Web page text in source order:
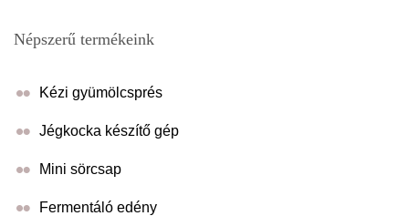
Népszerű termékeink
Kézi gyümölcsprés
Jégkocka készítő gép
Mini sörcsap
Fermentáló edény